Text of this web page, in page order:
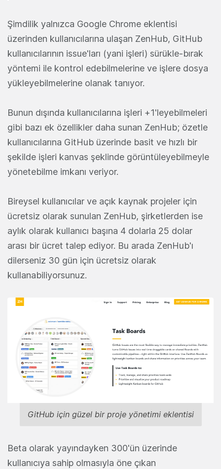
Şimdilik yalnızca Google Chrome eklentisi
üzerinden kullanıcılarına ulaşan ZenHub, GitHub
kullanıcılarının issue'ları (yani işleri) sürükle-bırak
yöntemi ile kontrol edebilmelerine ve işlere dosya
yükleyebilmelerine olanak tanıyor.
Bunun dışında kullanıcılarına işleri +1'leyebilmeleri
gibi bazı ek özellikler daha sunan ZenHub; özetle
kullanıcılarına GitHub üzerinde basit ve hızlı bir
şekilde işleri kanvas şeklinde görüntüleyebilmeyle
yönetebilme imkanı veriyor.
Bireysel kullanıcılar ve açık kaynak projeler için
ücretsiz olarak sunulan ZenHub, şirketlerden ise
aylık olarak kullanıcı başına 4 dolarla 25 dolar
arası bir ücret talep ediyor. Bu arada ZenHub'ı
dilerseniz 30 gün için ücretsiz olarak
kullanabiliyorsunuz.
GitHub için güzel bir proje yönetimi eklentisi
Beta olarak yayındayken 300'ün üzerinde
kullanıcıya sahip olmasıyla öne çıkan